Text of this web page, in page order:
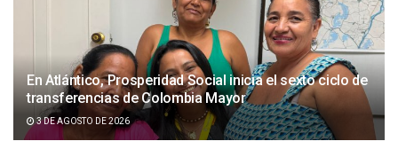
En Atlántico, Prosperidad Social inicia el sexto ciclo de
transferencias de Colombia Mayor
3 DE AGOSTO DE 2026